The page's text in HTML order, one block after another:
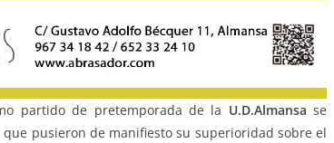
partido de pretemporada de la U.D.Almansa se
que pusieron de manifiesto su superioridad sobre el